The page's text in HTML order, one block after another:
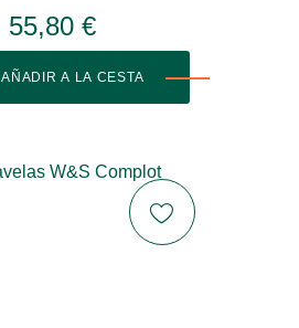
55,80 €
AÑADIR A LA CESTA